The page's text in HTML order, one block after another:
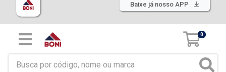
Baixe já nosso APP
0